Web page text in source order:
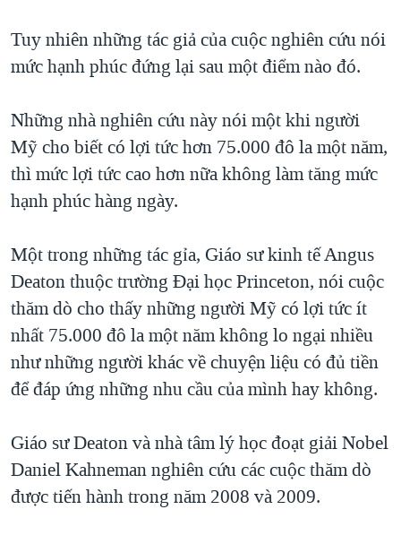
Tuy nhiên những tác giả của cuộc nghiên cứu nói
mức hạnh phúc đứng lại sau một điểm nào đó.
Những nhà nghiên cứu này nói một khi người
Mỹ cho biết có lợi tức hơn 75.000 đô la một năm,
thì mức lợi tức cao hơn nữa không làm tăng mức
hạnh phúc hàng ngày.
Một trong những tác gỉa, Giáo sư kinh tế Angus
Deaton thuộc trường Ðại học Princeton, nói cuộc
thăm dò cho thấy những người Mỹ có lợi tức ít
nhất 75.000 đô la một năm không lo ngại nhiều
như những người khác về chuyện liệu có đủ tiền
để đáp ứng những nhu cầu của mình hay không.
Giáo sư Deaton và nhà tâm lý học đoạt giải Nobel
Daniel Kahneman nghiên cứu các cuộc thăm dò
được tiến hành trong năm 2008 và 2009.